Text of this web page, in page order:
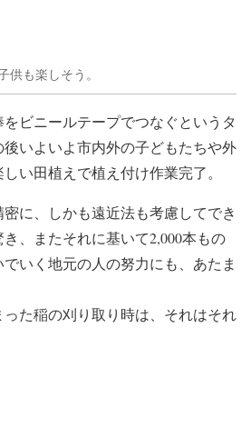
供も楽しそう。
ビニールテープでつなぐというタ
いよいよ市内外の子どもたちや外
い田植えで植え付け作業完了。
に、しかも遠近法も考慮してでき
、またそれに基いて2,000本もの
いく地元の人の努力にも、あたま
た稲の刈り取り時は、それはそれ